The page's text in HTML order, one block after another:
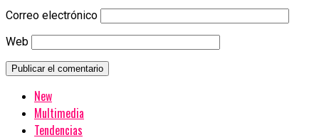
Correo electrónico
Web
New
Multimedia
Tendencias